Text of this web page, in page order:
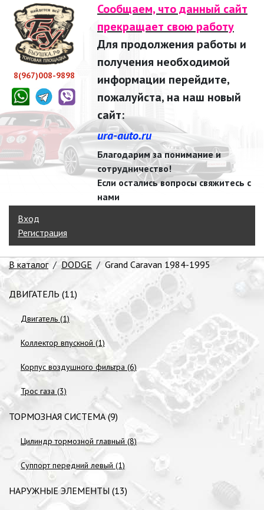
8(967)008-9898
Сообщаем, что данный сайт
прекращает свою работу
Для продолжения работы и
получения необходимой
информации перейдите,
пожалуйста, на наш новый
сайт:
ura-auto.ru
Благодарим за понимание и
сотрудничество!
Если остались вопросы свяжитесь с
нами
Вход
Регистрация
В каталог / DODGE / Grand Caravan 1984-1995
ДВИГАТЕЛЬ (11)
Двигатель (1)
Коллектор впускной (1)
Корпус воздушного фильтра (6)
Трос газа (3)
ТОРМОЗНАЯ СИСТЕМА (9)
Цилиндр тормозной главный (8)
Суппорт передний левый (1)
НАРУЖНЫЕ ЭЛЕМЕНТЫ (13)